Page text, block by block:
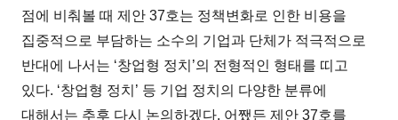
점에 비춰볼 때 제안 37호는 정책변화로 인한 비용을
집중적으로 부담하는 소수의 기업과 단체가 적극적으로
반대에 나서는 ‘창업형 정치’의 전형적인 형태를 띠고
있다. ‘창업형 정치’ 등 기업 정치의 다양한 분류에
대해서는 추후 다시 논의하겠다. 어쨌든 제안 37호를